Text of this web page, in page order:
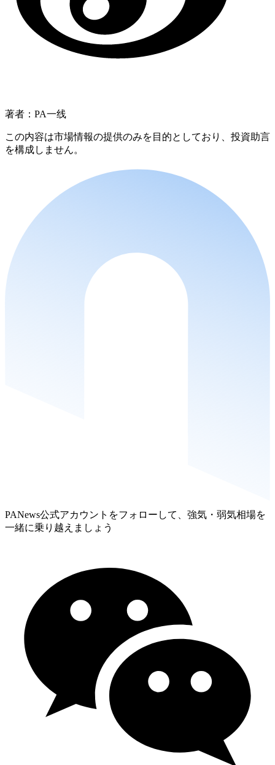
著者：PA一线
この内容は市場情報の提供のみを目的としており、投資助言
を構成しません。
PANews公式アカウントをフォローして、強気・弱気相場を
一緒に乗り越えましょう